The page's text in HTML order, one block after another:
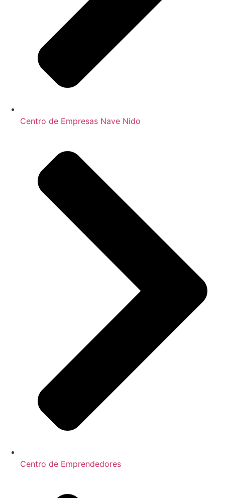
Centro de Empresas Nave Nido
Centro de Emprendedores